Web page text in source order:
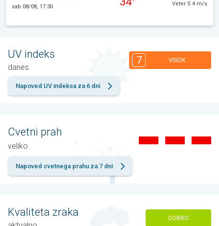
sab 08/08, 17:30
Veter S 4 m/s
UV indeks
danes
7 VISOK
Napoved UV indeksa za 6 dni
Cvetni prah
veliko
Napoved cvetnega prahu za 7 dni
Kvaliteta zraka DOBRO